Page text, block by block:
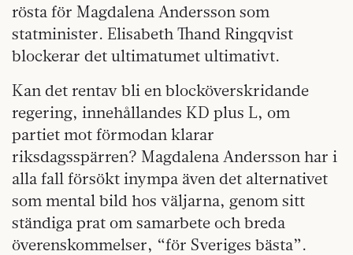
rösta för Magdalena Andersson som
statminister. Elisabeth Thand Ringqvist
blockerar det ultimatumet ultimativt.
Kan det rentav bli en blocköverskridande
regering, innehållandes KD plus L, om
partiet mot förmodan klarar
riksdagsspärren? Magdalena Andersson har i
alla fall försökt inympa även det alternativet
som mental bild hos väljarna, genom sitt
ständiga prat om samarbete och breda
överenskommelser, “för Sveriges bästa”.